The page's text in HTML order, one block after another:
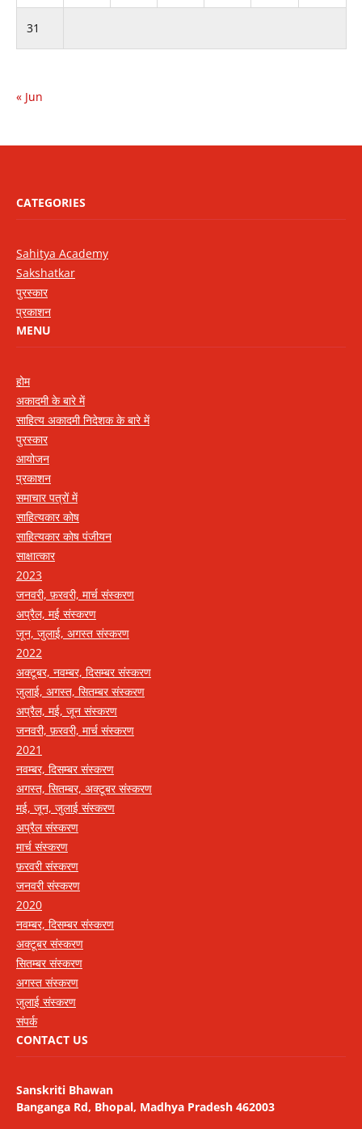
31
« Jun
CATEGORIES
Sahitya Academy
Sakshatkar
पुरस्कार
प्रकाशन
MENU
होम
अकादमी के बारे में
साहित्य अकादमी निदेशक के बारे में
पुरस्कार
आयोजन
प्रकाशन
समाचार पत्रों में
साहित्यकार कोष
साहित्यकार कोष पंजीयन
साक्षात्कार
2023
जनवरी, फ़रवरी, मार्च संस्करण
अप्रैल, मई संस्करण
जून, जुलाई, अगस्त संस्करण
2022
अक्टूबर, नवम्बर, दिसम्बर संस्करण
जुलाई, अगस्त, सितम्बर संस्करण
अप्रैल, मई, जून संस्करण
जनवरी, फ़रवरी, मार्च संस्करण
2021
नवम्बर, दिसम्बर संस्करण
अगस्त, सितम्बर, अक्टूबर संस्करण
मई, जून, जुलाई संस्करण
अप्रैल संस्करण
मार्च संस्करण
फ़रवरी संस्करण
जनवरी संस्करण
2020
नवम्बर, दिसम्बर संस्करण
अक्टूबर संस्करण
सितम्बर संस्करण
अगस्त संस्करण
जुलाई संस्करण
संपर्क
CONTACT US
Sanskriti Bhawan
Banganga Rd, Bhopal, Madhya Pradesh 462003